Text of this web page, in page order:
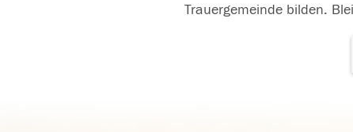
Trauergemeinde bilden.